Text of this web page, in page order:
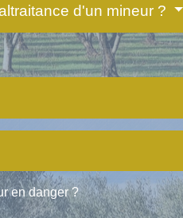
d'un mineur ?
en danger ?